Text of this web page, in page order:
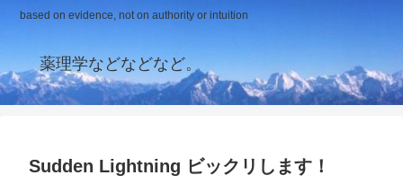
based on evidence, not on authority or intuition
薬理学などなどなど。
Sudden Lightning ビックリします！